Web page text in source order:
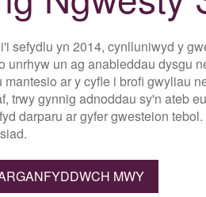
sefydlu yn 2014, cynlluniwyd y
unrhyw un ag anableddau dysgu
mantesio ar y cyfle i brofi gwyliau
trwy gynnig adnoddau sy'n ateb
darparu ar gyfer gwesteion
MWY